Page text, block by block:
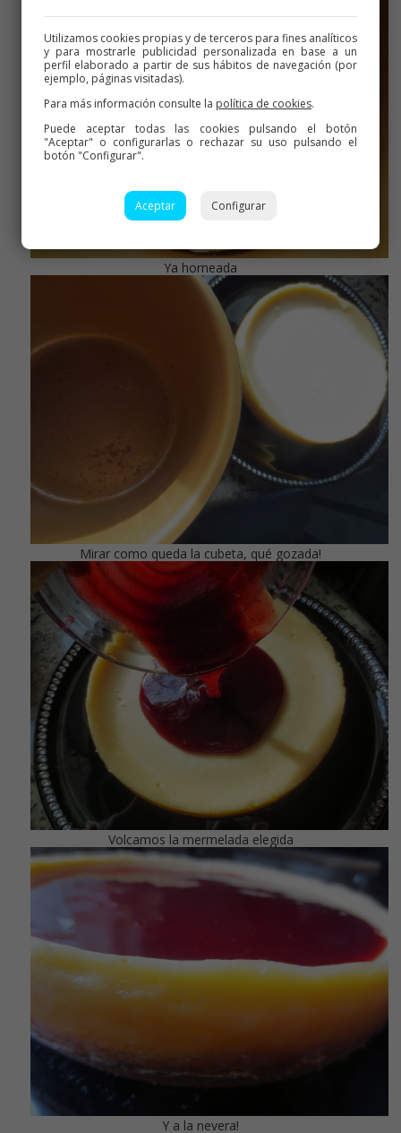
Ya horneada
Mirar como queda la cubeta, qué gozada!
Volcamos la mermelada elegida
Y a la nevera!
Utilizamos cookies propias y de terceros para fines analíticos
y para mostrarle publicidad personalizada en base a un
perfil elaborado a partir de sus hábitos de navegación (por
ejemplo, páginas visitadas).
Para más información consulte la política de cookies.
Puede aceptar todas las cookies pulsando el botón
"Aceptar" o configurarlas o rechazar su uso pulsando el
botón "Configurar".
Aceptar Configurar